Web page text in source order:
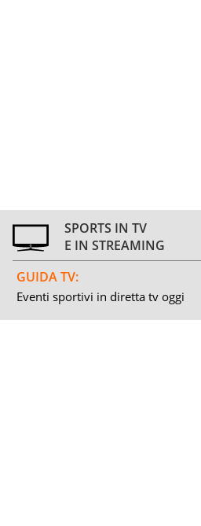
SPORTS IN TV
E IN STREAMING
GUIDA TV:
Eventi sportivi in diretta tv oggi